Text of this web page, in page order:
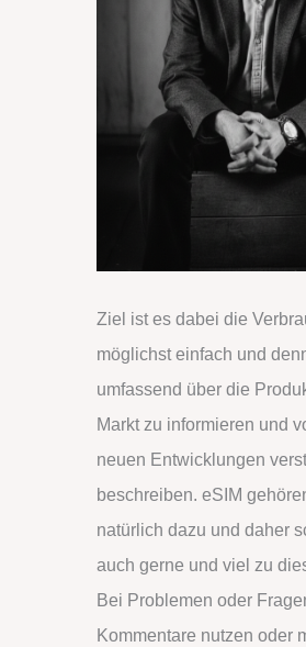
Ziel ist es dabei die
möglichst einfach und
umfassend über die
Markt zu informieren und
neuen Entwicklungen
beschreiben. eSIM
natürlich dazu und daher
auch gerne und viel zu
Bei Problemen oder
Kommentare nutzen oder